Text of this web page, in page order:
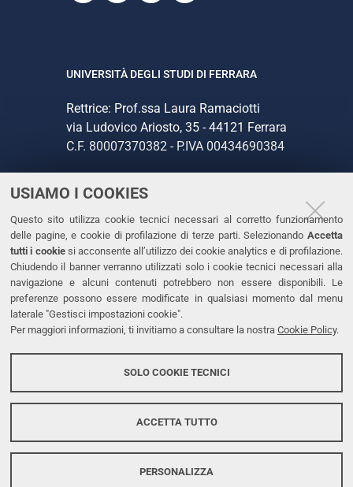
USIAMO I COOKIES
Questo sito utilizza cookie tecnici necessari al corretto funzionamento
delle pagine, e cookie di profilazione di terze parti. Selezionando Accetta
tutti i cookiesi acconsente all’utilizzo dei cookie analytics e di profilazione.
Chiudendo il banner verranno utilizzati solo i cookie tecnici necessari alla
navigazione e alcuni contenuti potrebbero non essere disponibili. Le
preferenze possono essere modificate in qualsiasi momento dal menu
laterale "Gestisci impostazioni cookie".
Per maggiori informazioni, ti invitiamo a consultare la nostra Cookie Policy.
SOLO COOKIE TECNICI
ACCETTA TUTTO
PERSONALIZZA
UNIVERSITÀ DEGLI STUDI DI FERRARA
Rettrice: Prof.ssa Laura Ramaciotti
via Ludovico Ariosto, 35 - 44121 Ferrara
C.F. 80007370382 - P.IVA 00434690384
CONTATTI
Tel. +39 0532 293111
Fax. +39 0532 293031
PEC
LINKS
Dichiarazione di accessibilità
Protezione dati personali